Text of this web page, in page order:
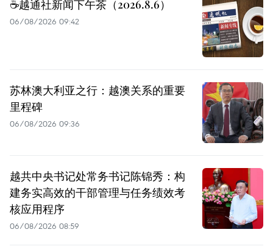
☕️越通社新闻下午茶（2026.8.6）
06/08/2026 09:42
苏林澳大利亚之行：越澳关系的重要
里程碑
06/08/2026 09:36
越共中央书记处常务书记陈锦秀：构
建务实高效的干部管理与任务绩效考
核应用程序
06/08/2026 08:59